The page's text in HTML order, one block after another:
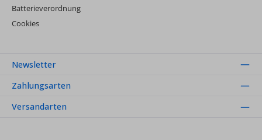
Batterieverordnung
Cookies
Newsletter
Zahlungsarten
Versandarten